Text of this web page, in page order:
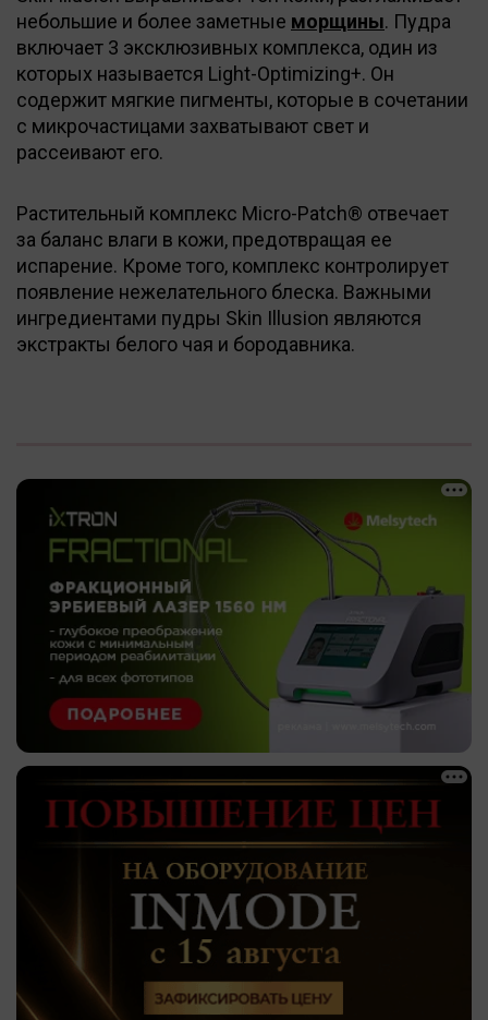
небольшие и более заметные морщины. Пудра
включает 3 эксклюзивных комплекса, один из
которых называется Light-Optimizing+. Он
содержит мягкие пигменты, которые в сочетании
с микрочастицами захватывают свет и
рассеивают его.
Растительный комплекс Micro-Patch® отвечает
за баланс влаги в кожи, предотвращая ее
испарение. Кроме того, комплекс контролирует
появление нежелательного блеска. Важными
ингредиентами пудры Skin Illusion являются
экстракты белого чая и бородавника.